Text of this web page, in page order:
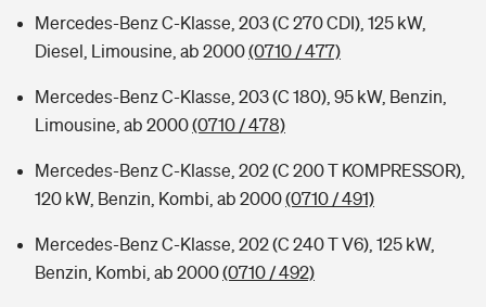
Mercedes-Benz C-Klasse, 203 (C 270 CDI), 125 kW,
Diesel, Limousine, ab 2000(0710 / 477)
Mercedes-Benz C-Klasse, 203 (C 180), 95 kW, Benzin,
Limousine, ab 2000(0710 / 478)
Mercedes-Benz C-Klasse, 202 (C 200 T KOMPRESSOR),
120 kW, Benzin, Kombi, ab 2000(0710 / 491)
Mercedes-Benz C-Klasse, 202 (C 240 T V6), 125 kW,
Benzin, Kombi, ab 2000(0710 / 492)